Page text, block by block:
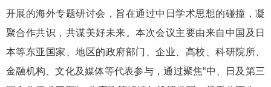
开展的海外专题研讨会，旨在通过中日学术思想的碰撞，凝
聚合作共识，共谋美好未来。本次会议主要由来自中国及日
本等东亚国家、地区的政府部门、企业、高校、科研院所、
金融机构、文化及媒体等代表参与，通过聚焦“中、日及第三